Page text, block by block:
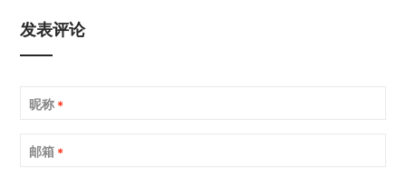
发表评论
昵称 *
邮箱 *